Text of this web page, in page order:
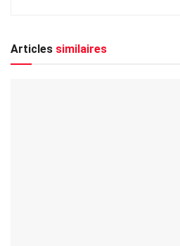
Articles similaires